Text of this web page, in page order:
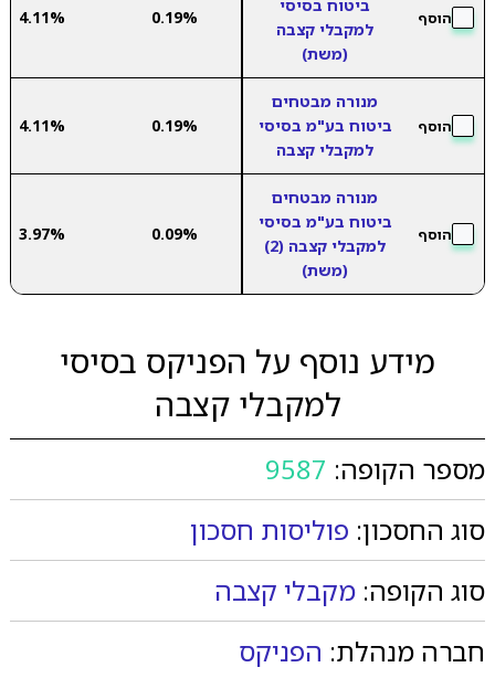
הוסף
ביטוח בסיסי
למקבלי קצבה
(משת)
0.19%
4.11%
הוסף
מנורה מבטחים
ביטוח בע"מ בסיסי
למקבלי קצבה
0.19%
4.11%
הוסף
מנורה מבטחים
ביטוח בע"מ בסיסי
למקבלי קצבה (2)
(משת)
0.09%
3.97%
מידע נוסף על הפניקס בסיסי
למקבלי קצבה
מספר הקופה: 9587
סוג החסכון: פוליסות חסכון
סוג הקופה: מקבלי קצבה
חברה מנהלת: הפניקס